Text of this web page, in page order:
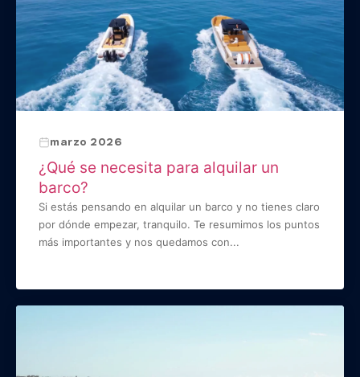
marzo 2026
¿Qué se necesita para alquilar un
barco?
Si estás pensando en alquilar un barco y no tienes claro
por dónde empezar, tranquilo. Te resumimos los puntos
más importantes y nos quedamos con...